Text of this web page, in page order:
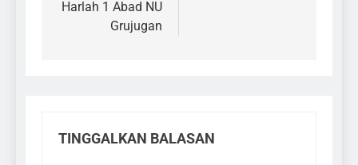
Harlah 1 Abad NU
Grujugan
TINGGALKAN BALASAN